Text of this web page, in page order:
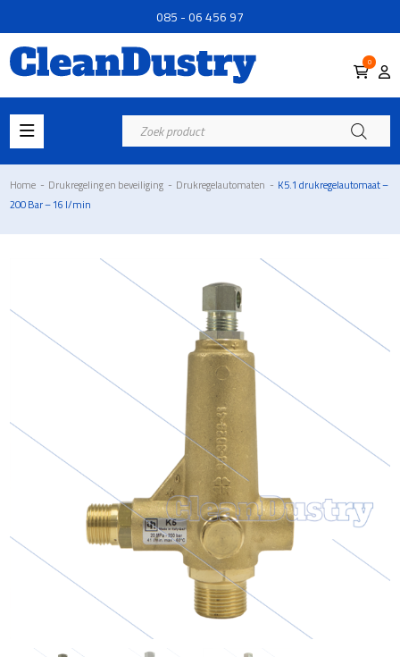
085 - 06 456 97
0
Producten
zoeken
Home - Drukregeling en beveiliging - Drukregelautomaten - K5.1 drukregelautomaat –
200 Bar – 16 l/min